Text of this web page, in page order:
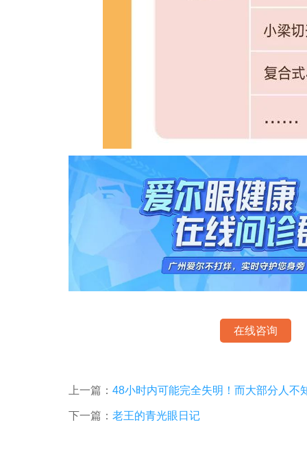
在线咨询
上一篇： 48小时内可能完全失明！而大部分人不
下一篇： 老王的青光眼日记